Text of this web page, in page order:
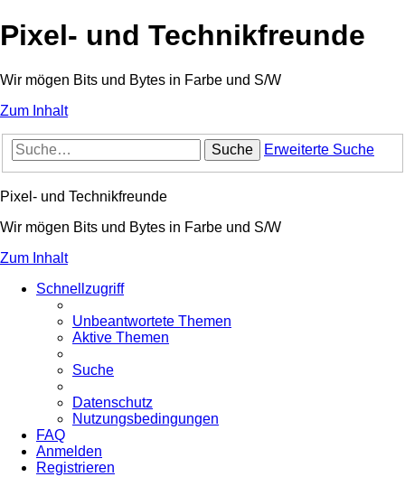
Pixel- und Technikfreunde
Wir mögen Bits und Bytes in Farbe und S/W
Zum Inhalt
Suche Erweiterte Suche
Pixel- und Technikfreunde
Wir mögen Bits und Bytes in Farbe und S/W
Zum Inhalt
Schnellzugriff
Unbeantwortete Themen
Aktive Themen
Suche
Datenschutz
Nutzungsbedingungen
FAQ
Anmelden
Registrieren